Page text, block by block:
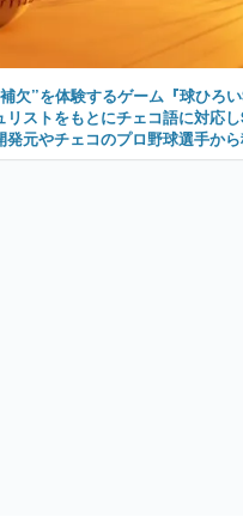
欠”を体験するゲーム『球ひろ
リストをもとにチェコ語に対応
発元やチェコのプロ野球選手か